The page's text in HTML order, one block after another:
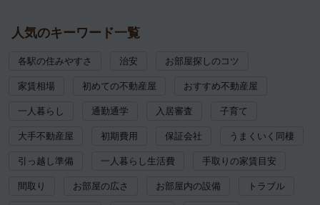
人気のキーワード一覧
各駅の住みやすさ 治安 お部屋探しのコツ
家賃相場 初めての不動産屋 おすすめ不動産屋
一人暮らし 通勤通学 入居審査 子育て
大手不動産屋 初期費用 保証会社 うまくいく同棲
引っ越し準備 一人暮らし生活費 手取りの家賃目安
間取り お部屋の広さ お部屋内の設備 トラブル